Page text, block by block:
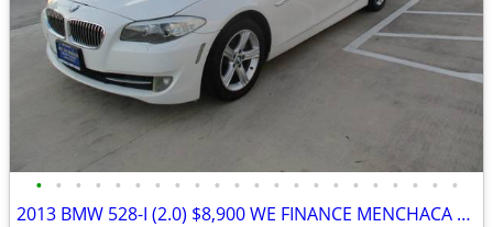
• • • • • • • • • • • • • • • • • • • • • •
2013 BMW 528-I (2.0) $8,900 WE FINANCE MENCHACA AUTO SALES